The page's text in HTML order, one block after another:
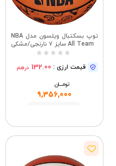
توپ بسکتبال ویلسون مدل NBA
All Team سایز ۷ نارنجی/مشکی
قیمت ارزی : 132.00 درهم
تومــــــان
9,356,000